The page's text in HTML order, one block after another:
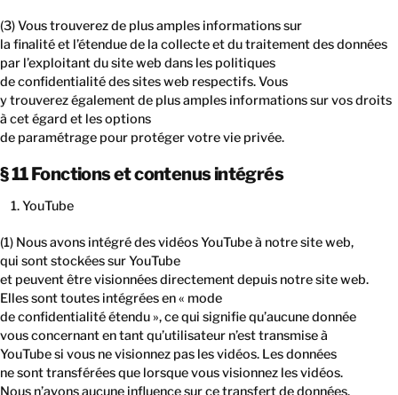
(3) Vous trouverez de plus amples informations sur
la finalité et l’étendue de la collecte et du traitement des données
par l’exploitant du site web dans les politiques
de confidentialité des sites web respectifs. Vous
y trouverez également de plus amples informations sur vos droits
à cet égard et les options
de paramétrage pour protéger votre vie privée.
§ 11 Fonctions et contenus intégrés
YouTube
(1) Nous avons intégré des vidéos YouTube à notre site web,
qui sont stockées sur YouTube
et peuvent être visionnées directement depuis notre site web.
Elles sont toutes intégrées en « mode
de confidentialité étendu », ce qui signifie qu’aucune donnée
vous concernant en tant qu’utilisateur n’est transmise à
YouTube si vous ne visionnez pas les vidéos. Les données
ne sont transférées que lorsque vous visionnez les vidéos.
Nous n’avons aucune influence sur ce transfert de données.